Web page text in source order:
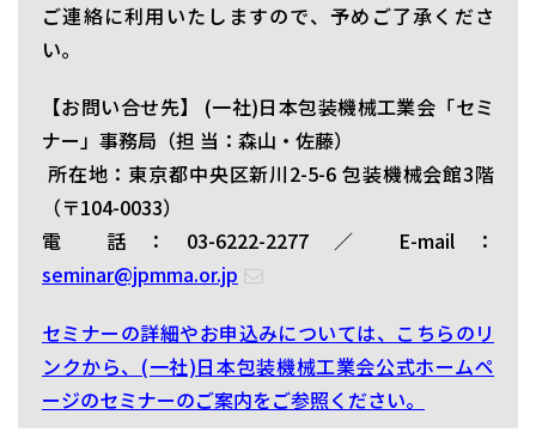
ご連絡に利用いたしますので、予めご了承くださ
い。
【お問い合せ先】 (一社)日本包装機械工業会「セミ
ナー」事務局（担 当：森山・佐藤）
所在地：東京都中央区新川2-5-6 包装機械会館3階
（〒104-0033）
電 話：03-6222-2277 ／ E-mail：
seminar@jpmma.or.jp
セミナーの詳細やお申込みについては、こちらのリ
ンクから、(一社)日本包装機械工業会公式ホームペ
ージのセミナーのご案内をご参照ください。